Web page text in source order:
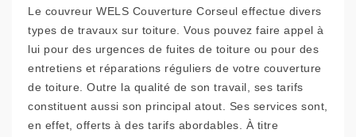
Le couvreur WELS Couverture Corseul effectue divers
types de travaux sur toiture. Vous pouvez faire appel à
lui pour des urgences de fuites de toiture ou pour des
entretiens et réparations réguliers de votre couverture
de toiture. Outre la qualité de son travail, ses tarifs
constituent aussi son principal atout. Ses services sont,
en effet, offerts à des tarifs abordables. À titre